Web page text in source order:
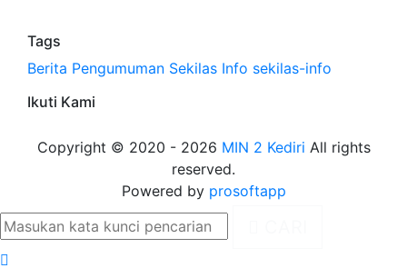
Tags
Berita Pengumuman Sekilas Info sekilas-info
Ikuti Kami
Copyright © 2020 - 2026 MIN 2 Kediri All rights
reserved.
Powered by prosoftapp